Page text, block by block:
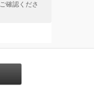
確認くださ